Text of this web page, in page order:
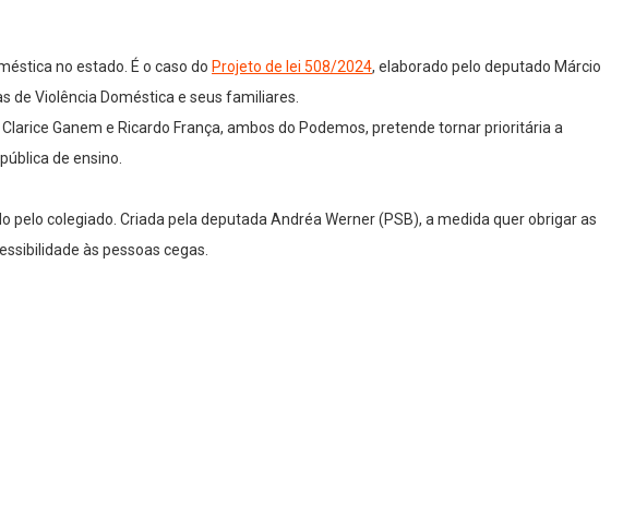
no estado. É o caso do Projeto de lei 508/2024, elaborado pelo deputado Márcio
de Violência Doméstica e seus familiares.
Ganem e Ricardo França, ambos do Podemos, pretende tornar prioritária a
de ensino.
pelo colegiado. Criada pela deputada Andréa Werner (PSB), a medida quer obrigar as
às pessoas cegas.